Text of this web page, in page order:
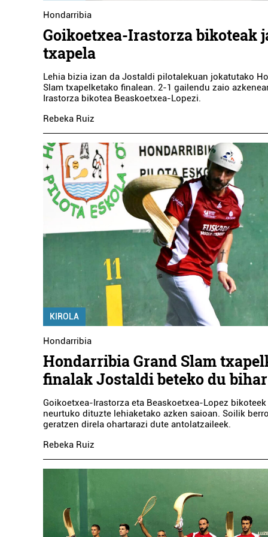
Hondarribia
Goikoetxea-Irastorza bikoteak
txapela
Lehia bizia izan da Jostaldi pilotalekuan jokatutako
Slam txapelketako finalean. 2-1 gailendu zaio
Irastorza bikotea Beaskoetxea-Lopezi.
Rebeka Ruiz
KIROLA
Hondarribia
Hondarribia Grand Slam
finalak Jostaldi beteko du bihar
Goikoetxea-Irastorza eta Beaskoetxea-Lopez
neurtuko dituzte lehiaketako azken saioan. Soilik
geratzen direla ohartarazi dute antolatzaileek.
Rebeka Ruiz
Oihalak
AMI